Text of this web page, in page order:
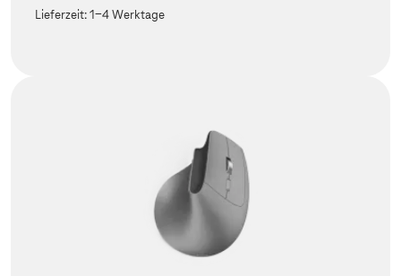
Lieferzeit:1-4 Werktage